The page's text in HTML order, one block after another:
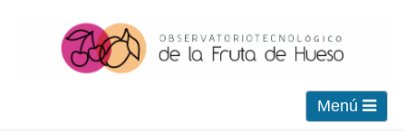
Menú